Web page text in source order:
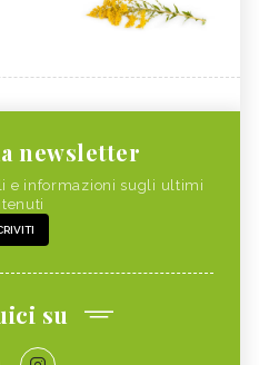
newsletter
e informazioni sugli ultimi
su